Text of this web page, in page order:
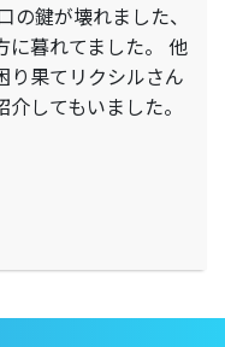
鍵が壊れました、
に暮れてました。 他
り果てリクシルさん
してもいました。